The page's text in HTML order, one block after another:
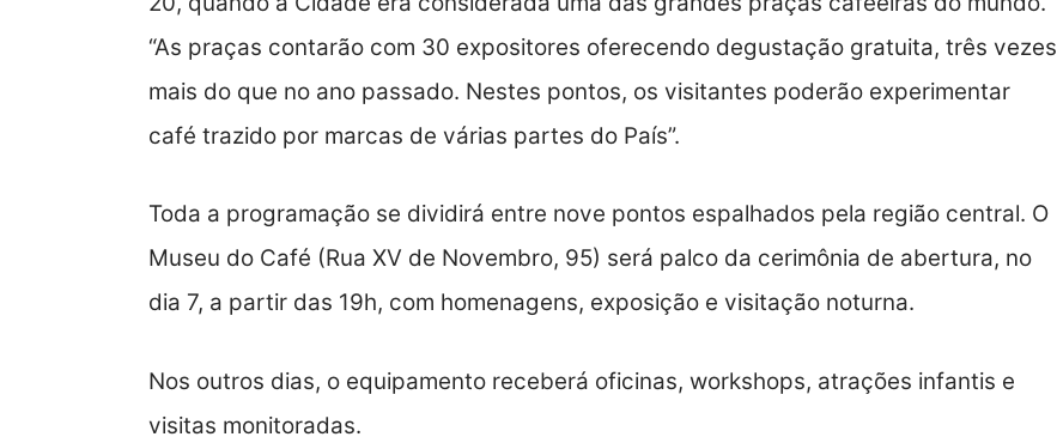
“As praças contarão com 30 expositores oferecendo degustação gratuita, três vezes
mais do que no ano passado. Nestes pontos, os visitantes poderão experimentar
café trazido por marcas de várias partes do País”.
Toda a programação se dividirá entre nove pontos espalhados pela região central. O
Museu do Café (Rua XV de Novembro, 95) será palco da cerimônia de abertura, no
dia 7, a partir das 19h, com homenagens, exposição e visitação noturna.
Nos outros dias, o equipamento receberá oficinas, workshops, atrações infantis e
visitas monitoradas.